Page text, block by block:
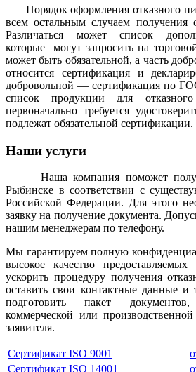
Порядок оформления отказного
всем остальным случаем получения
Различаться может список
которые могут запросить на
может быть обязательной, а часть
относится сертификация и
добровольной — сертификация по
список продукции для
первоначально требуется
подлежат обязательной сертификации.
Наши услуги
Наша компания поможет
Рыбинске в соответствии с
Российской Федерации. Для этого
заявку на получение документа.
нашим менеджерам по телефону.
Мы гарантируем полную
высокое качество
ускорить процедуру получения
оставить свои контактные данные и
подготовить пакет
коммерческой или
заявителя.
Сертификат ISO 9001
Сертификат ISO 14001